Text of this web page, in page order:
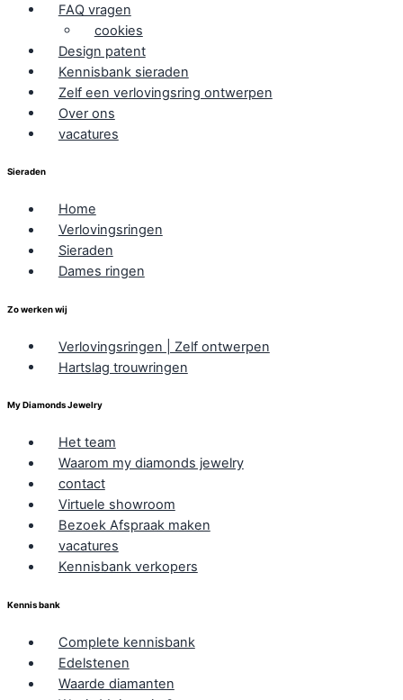
FAQ vragen
cookies
Design patent
Kennisbank sieraden
Zelf een verlovingsring ontwerpen
Over ons
vacatures
Sieraden
Home
Verlovingsringen
Sieraden
Dames ringen
Zo werken wij
Verlovingsringen | Zelf ontwerpen
Hartslag trouwringen
My Diamonds Jewelry
Het team
Waarom my diamonds jewelry
contact
Virtuele showroom
Bezoek Afspraak maken
vacatures
Kennisbank verkopers
Kennis bank
Complete kennisbank
Edelstenen
Waarde diamanten